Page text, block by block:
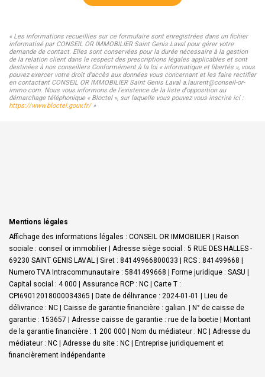
« Les informations recueillies sur ce formulaire sont enregistrées dans un fichier
informatisé par CONSEIL OR IMMOBILIER Saint Genis Laval pour gérer votre
demande de contact. Elles sont conservées pour la durée nécessaire à la gestion
de la relation client dans le respect des prescriptions légales applicables et sont
destinées à nos conseillers Conformément à la loi « informatique et libertés », vous
pouvez exercer votre droit d'accès aux données vous concernant et les faire rectifier
en contactant CONSEIL OR IMMOBILIER Saint Genis Laval a.laurent@conseil-or-
immo.com. Nous vous informons de l'existence de la liste d'opposition au
démarchage téléphonique « Bloctel », sur laquelle vous pouvez vous inscrire ici :
https://www.bloctel.gouv.fr/»
Mentions légales
Affichage des informations légales : CONSEIL OR IMMOBILIER | Raison
sociale : conseil or immobilier | Adresse siège social : 5 RUE DES HALLES -
69230 SAINT GENIS LAVAL | Siret : 84149966800033 | RCS : 841499668 |
Numero TVA Intracommunautaire : 5841499668 | Forme juridique : SASU |
Capital social : 4 000 | Assurance RCP : NC | Carte T :
CPI69012018000034365 | Date de délivrance : 2024-01-01 | Lieu de
délivrance : NC | Caisse de garantie financière : galian. | N° de caisse de
garantie : 153657 | Adresse caisse de garantie : rue de la boetie | Montant
de la garantie financière : 1 200 000 | Nom du médiateur : NC | Adresse du
médiateur : NC | Adresse du site : NC | Entreprise juridiquement et
financièrement indépendante